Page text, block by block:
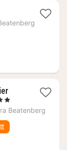
Beatenberg